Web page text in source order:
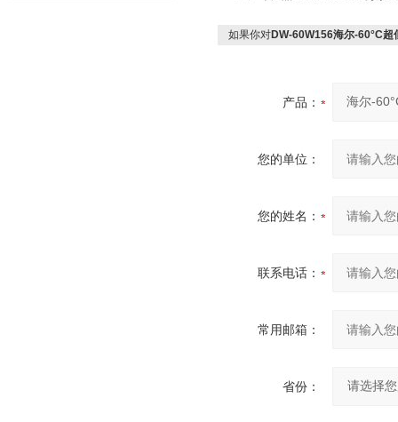
如果你对DW-60W156海尔-60°C超
产品：
您的单位：
您的姓名：
联系电话：
常用邮箱：
省份：